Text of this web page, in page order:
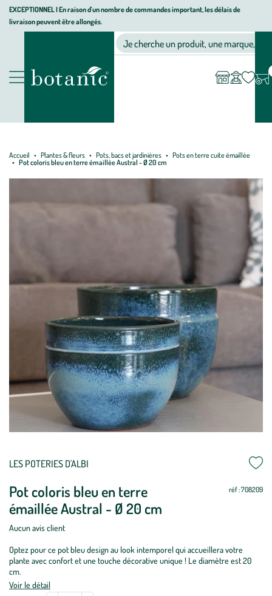
Aller
Aller
au
Aller
au
page
EXCEPTIONNEL I En raison d'un nombre de commandes important, les délais de
livraison peuvent être allongés.
Nos produits
Jardinerie écologique, animalerie, décoration, alimentation bio
Je cherche un produit, une marque, un
compte
Accueil Plantes & fleurs Pots, bacs et jardinières
Pots en terre cuite émaillée
Pot coloris bleu en terre émaillée Austral - Ø 20 cm
LES POTERIES D'ALBI
Pot coloris bleu en terre
émaillée Austral - Ø 20 cm
réf : 708209
Aucun avis client
Optez pour ce pot bleu design au look intemporel qui accueillera votre
plante avec confort et une touche décorative unique ! Le diamètre est 20
cm.
Voir le détail
Mettre
jour
Mettre
jour